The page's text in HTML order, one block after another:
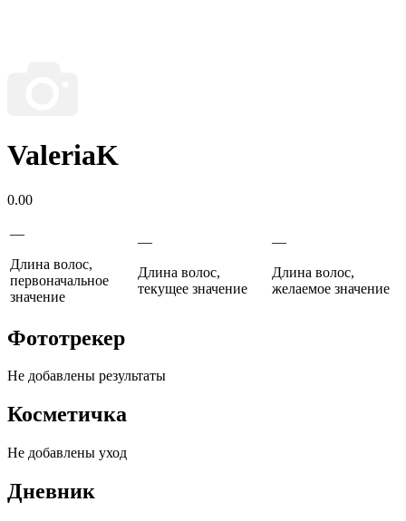
ValeriaK
0.00
—
Длина волос,
первоначальное
значение
—
Длина волос,
текущее значение
—
Длина волос,
желаемое значение
Фототрекер
Не добавлены результаты
Косметичка
Не добавлены уход
Дневник